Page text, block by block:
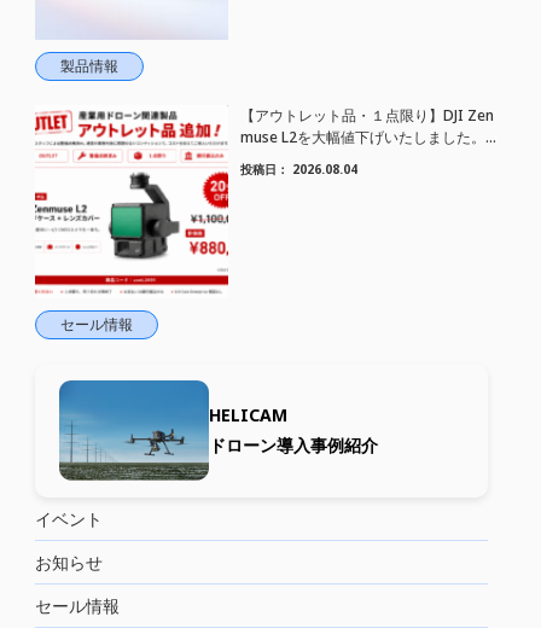
製品情報
セール情報
【アウトレット品・１点限り】DJI Zen
muse L2を大幅値下げいたしました。｜
HELICAM STORE
投稿日： 2026.08.04
HELICAM
ドローン導入事例紹介
イベント
お知らせ
セール情報